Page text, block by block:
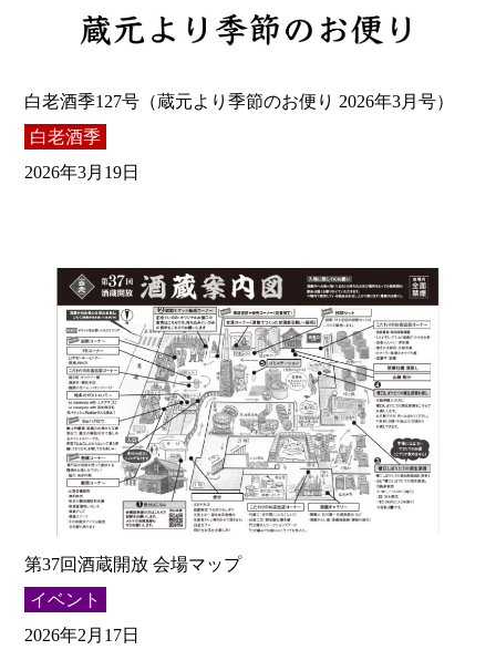
白老酒季127号（蔵元より季節のお便り 2026年3月号）
白老酒季
2026年3月19日
第37回酒蔵開放 会場マップ
イベント
2026年2月17日